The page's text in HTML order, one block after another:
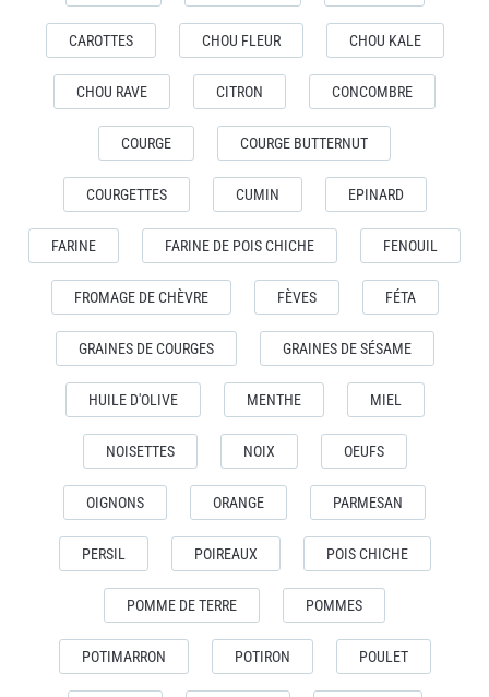
CAROTTES CHOU FLEUR CHOU KALE
CHOU RAVE CITRON CONCOMBRE
COURGE COURGE BUTTERNUT
COURGETTES CUMIN EPINARD
FARINE FARINE DE POIS CHICHE FENOUIL
FROMAGE DE CHÈVRE FÈVES FÉTA
GRAINES DE COURGES GRAINES DE SÉSAME
HUILE D'OLIVE MENTHE MIEL
NOISETTES NOIX OEUFS
OIGNONS ORANGE PARMESAN
PERSIL POIREAUX POIS CHICHE
POMME DE TERRE POMMES
POTIMARRON POTIRON POULET